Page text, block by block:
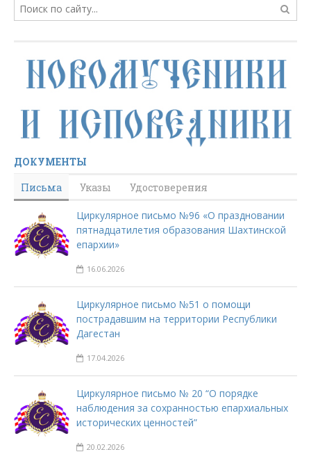
ДОКУМЕНТЫ
Письма
Указы Удостоверения
Циркулярное письмо №96 «О праздновании
пятнадцатилетия образования Шахтинской
епархии»
16.06.2026
Циркулярное письмо №51 о помощи
пострадавшим на территории Республики
Дагестан
17.04.2026
Циркулярное письмо № 20 “О порядке
наблюдения за сохранностью епархиальных
исторических ценностей”
20.02.2026